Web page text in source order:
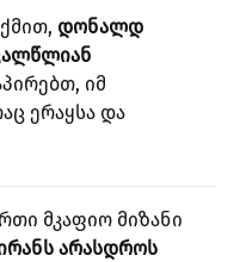
დონალდ
იმ
ერაყსა და
მკაფიო მიზანი
არასდროს